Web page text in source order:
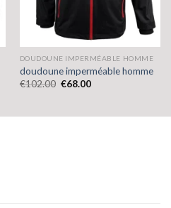
DOUDOUNE IMPERMÉABLE HOMME
doudoune imperméable homme
€102.00 €68.00